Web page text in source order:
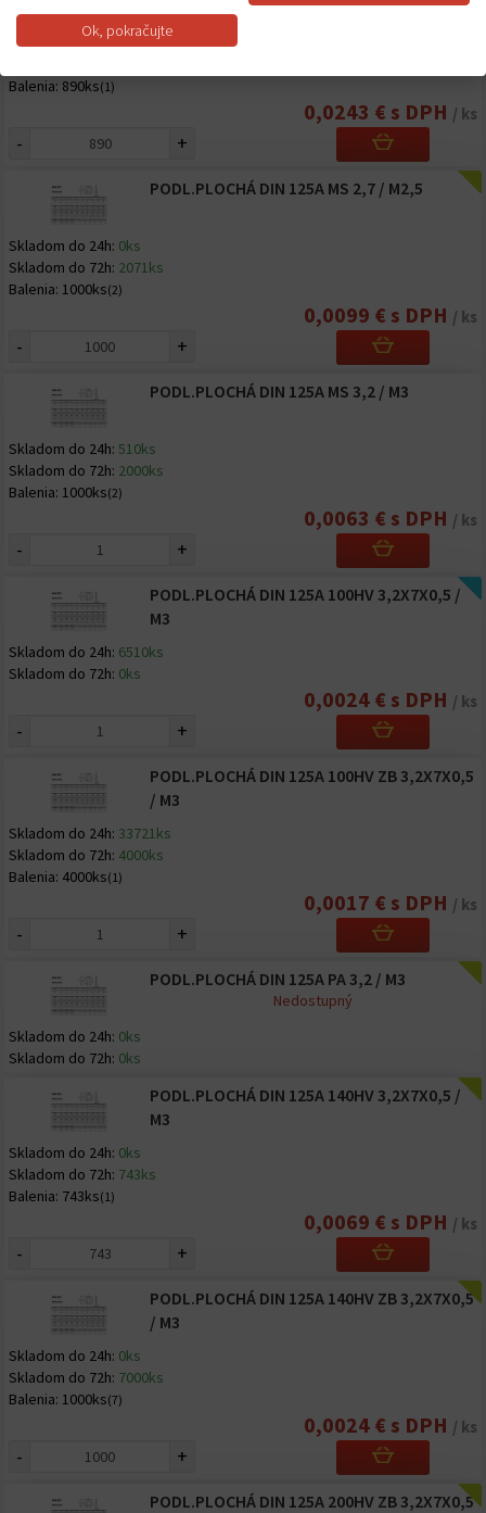
Skladom do 24h:0ks
Balenia: 890ks(1)
0,0243 € s DPH / ks
- +
PODL.PLOCHÁ DIN 125A MS 2,7 / M2,5
Skladom do 24h: 0ks
Skladom do 72h: 2071ks
Balenia: 1000ks(2)
0,0099 € s DPH / ks
- +
PODL.PLOCHÁ DIN 125A MS 3,2 / M3
Skladom do 24h: 510ks
Skladom do 72h: 2000ks
Balenia: 1000ks(2)
0,0063 € s DPH / ks
- +
PODL.PLOCHÁ DIN 125A 100HV 3,2X7X0,5 /
M3
Skladom do 24h: 6510ks
Skladom do 72h: 0ks
0,0024 € s DPH / ks
- +
PODL.PLOCHÁ DIN 125A 100HV ZB 3,2X7X0,5
/ M3
Skladom do 24h: 33721ks
Skladom do 72h: 4000ks
Balenia: 4000ks(1)
0,0017 € s DPH / ks
- +
PODL.PLOCHÁ DIN 125A PA 3,2 / M3
Skladom do 24h: 0ks
Skladom do 72h: 0ks
Nedostupný
PODL.PLOCHÁ DIN 125A 140HV 3,2X7X0,5 /
M3
Skladom do 24h: 0ks
Skladom do 72h: 743ks
Balenia: 743ks(1)
0,0069 € s DPH / ks
- +
PODL.PLOCHÁ DIN 125A 140HV ZB 3,2X7X0,5
/ M3
Skladom do 24h: 0ks
Skladom do 72h: 7000ks
Balenia: 1000ks(7)
0,0024 € s DPH / ks
- +
PODL.PLOCHÁ DIN 125A 200HV ZB 3,2X7X0,5
Ok, pokračujte